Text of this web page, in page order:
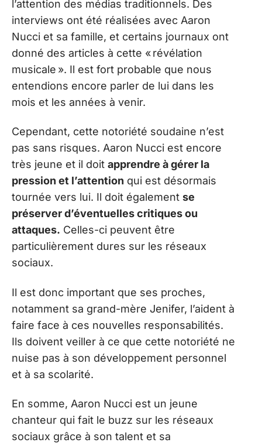
l’attention des médias traditionnels. Des
interviews ont été réalisées avec Aaron
Nucci et sa famille, et certains journaux ont
donné des articles à cette « révélation
musicale ». Il est fort probable que nous
entendions encore parler de lui dans les
mois et les années à venir.
Cependant, cette notoriété soudaine n’est
pas sans risques. Aaron Nucci est encore
très jeune et il doit apprendre à gérer la
pression et l’attention qui est désormais
tournée vers lui. Il doit également se
préserver d’éventuelles critiques ou
attaques. Celles-ci peuvent être
particulièrement dures sur les réseaux
sociaux.
Il est donc important que ses proches,
notamment sa grand-mère Jenifer, l’aident à
faire face à ces nouvelles responsabilités.
Ils doivent veiller à ce que cette notoriété ne
nuise pas à son développement personnel
et à sa scolarité.
En somme, Aaron Nucci est un jeune
chanteur qui fait le buzz sur les réseaux
sociaux grâce à son talent et sa